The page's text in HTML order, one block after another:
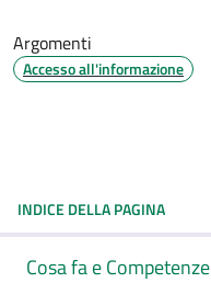
Argomenti
Accesso all'informazione
INDICE DELLA PAGINA
Cosa fa e Competenze